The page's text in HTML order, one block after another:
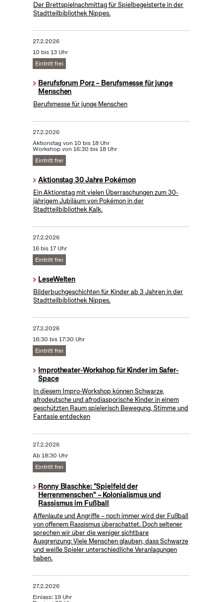
Der Brettspielnachmittag für Spielbegeisterte in der
Stadtteilbibliothek Nippes.
27.2.2026
10 bis 13 Uhr
Eintritt frei
Berufsforum Porz – Berufsmesse für junge
Menschen
Berufsmesse für junge Menschen
27.2.2026
Aktionstag von 10 bis 18 Uhr
Workshop von 16:30 bis 18 Uhr
Eintritt frei
Aktionstag 30 Jahre Pokémon
Ein Aktionstag mit vielen Überraschungen zum 30-
jährigem Jubiläum von Pokémon in der
Stadtteilbibliothek Kalk.
27.2.2026
16 bis 17 Uhr
Eintritt frei
LeseWelten
Bilderbuchgeschichten für Kinder ab 3 Jahren in der
Stadtteilbibliothek Nippes.
27.2.2026
16:30 bis 17:30 Uhr
Eintritt frei
Improtheater-Workshop für Kinder im Safer-
Space
In diesem Impro-Workshop können Schwarze,
afrodeutsche und afrodiasporische Kinder in einem
geschützten Raum spielerisch Bewegung, Stimme und
Fantasie entdecken
27.2.2026
Ab 18:30 Uhr
Eintritt frei
Ronny Blaschke: "Spielfeld der
Herrenmenschen" – Kolonialismus und
Rassismus im Fußball
Affenlaute und Angriffe – noch immer wird der Fußball
von offenem Rassismus überschattet. Doch seltener
sprechen wir über die weniger sichtbare
Ausgrenzung: Viele Menschen glauben, dass Schwarze
und weiße Spieler unterschiedliche Veranlagungen
haben.
27.2.2026
Einlass: 19 Uhr